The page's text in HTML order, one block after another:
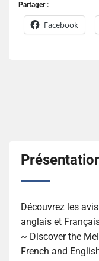
Partager :
Facebook
Découvrez les
anglais et
~ Discover the
French and